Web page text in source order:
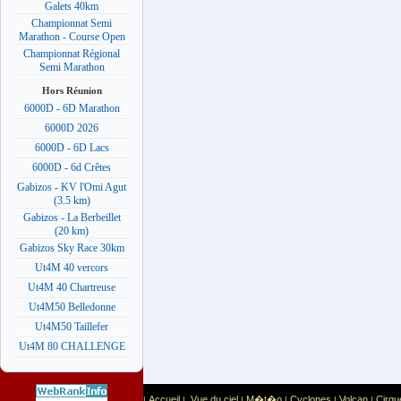
Galets 40km
Championnat Semi
Marathon - Course Open
Championnat Régional
Semi Marathon
Hors Réunion
6000D - 6D Marathon
6000D 2026
6000D - 6D Lacs
6000D - 6d Crêtes
Gabizos - KV l'Omi Agut
(3.5 km)
Gabizos - La Berbeillet
(20 km)
Gabizos Sky Race 30km
Ut4M 40 vercors
Ut4M 40 Chartreuse
Ut4M50 Belledonne
Ut4M50 Taillefer
Ut4M 80 CHALLENGE